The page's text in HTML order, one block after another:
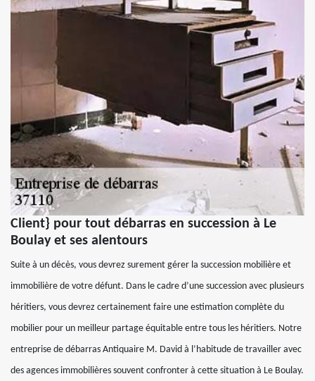
Client} pour tout débarras en succession à Le
Boulay et ses alentours
Suite à un décès, vous devrez surement gérer la succession mobilière et
immobilière de votre défunt. Dans le cadre d’une succession avec plusieurs
héritiers, vous devrez certainement faire une estimation complète du
mobilier pour un meilleur partage équitable entre tous les héritiers. Notre
entreprise de débarras Antiquaire M. David à l’habitude de travailler avec
des agences immobilières souvent confronter à cette situation à Le Boulay.